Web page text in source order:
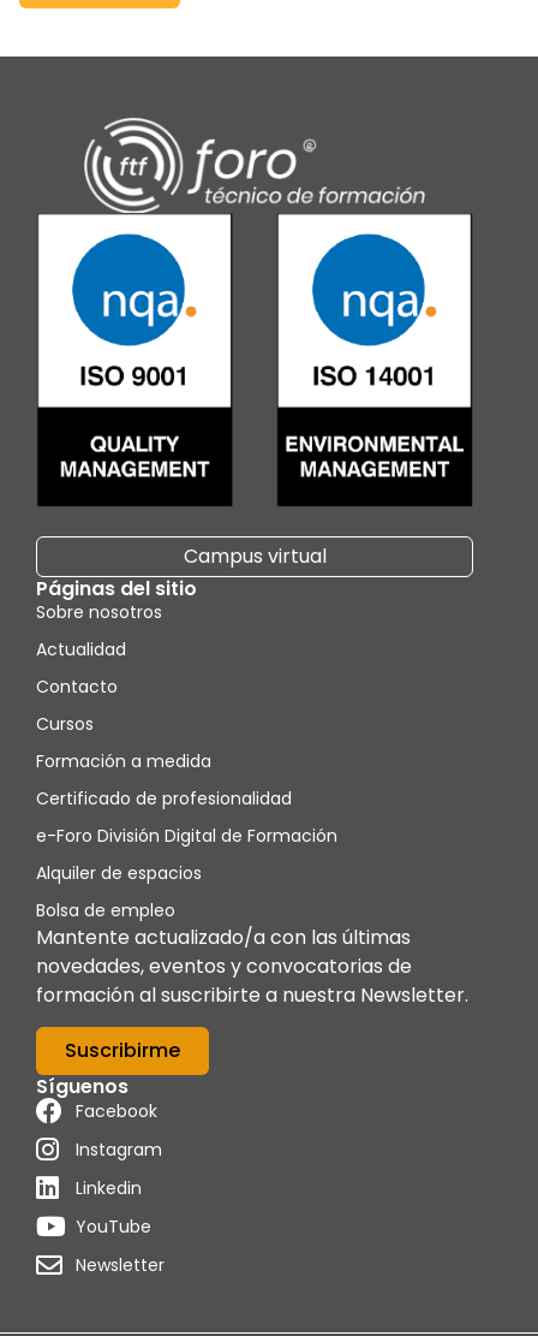
Campus virtual
Páginas del sitio
Sobre nosotros
Actualidad
Contacto
Cursos
Formación a medida
Certificado de profesionalidad
e-Foro División Digital de Formación
Alquiler de espacios
Bolsa de empleo
Mantente actualizado/a con las últimas
novedades, eventos y convocatorias de
formación al suscribirte a nuestra Newsletter.
Suscribirme
Síguenos
Facebook
Instagram
Linkedin
YouTube
Newsletter